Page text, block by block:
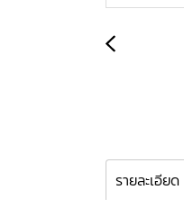
รายละเอียด